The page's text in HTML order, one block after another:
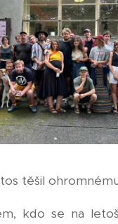
těšil
kdo se na